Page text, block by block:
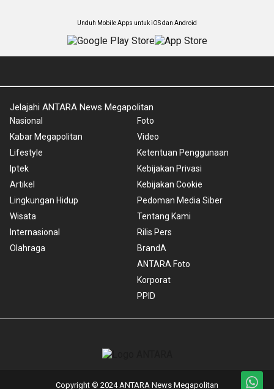
Unduh Mobile Apps untuk iOS dan Android
Jelajahi ANTARA News Megapolitan
Nasional
Kabar Megapolitan
Lifestyle
Iptek
Artikel
Lingkungan Hidup
Wisata
Internasional
Olahraga
Foto
Video
Ketentuan Penggunaan
Kebijakan Privasi
Kebijakan Cookie
Pedoman Media Siber
Tentang Kami
Rilis Pers
BrandA
ANTARA Foto
Korporat
PPID
Copyright © 2024 ANTARA News Megapolitan